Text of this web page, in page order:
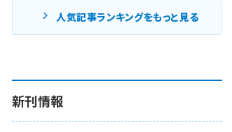
人気記事ランキングをもっと見る
新刊情報